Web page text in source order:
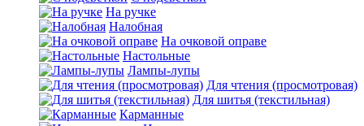
На ручке
Налобная
На очковой оправе
Настольные
Лампы-лупы
Для чтения (просмотровая)
Для шитья (текстильная)
Карманные